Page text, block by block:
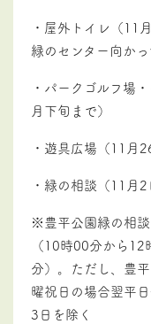
・屋外トイレ（11
緑のセンター向か
・パークゴルフ場
月下旬まで）
・遊具広場（11 月
・緑の相談（11 月2
※豊平公園緑の相
（10時00分から 12
分）。ただし、豊
曜祝日の場合翌平
3日 を除く